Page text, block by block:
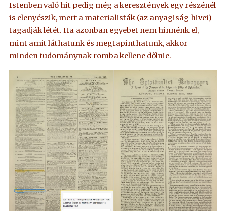
Istenben való hit pedig még a keresztények egy részénél
is elenyészik, mert a materialisták (az anyagiság hivei)
tagadják létét. Ha azonban egyebet nem hinnénk el,
mint amit láthatunk és megtapinthatunk, akkor
minden tudománynak romba kellene dőlnie.